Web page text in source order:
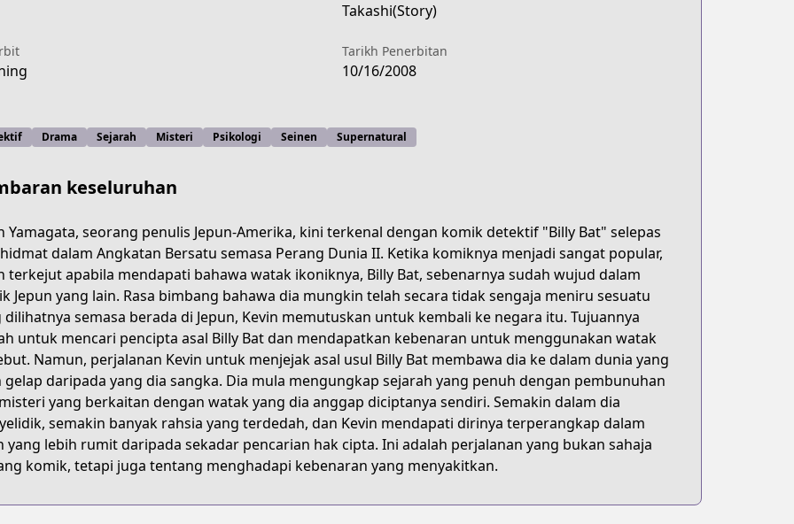
4259-9b02-2580185bd2bb?page=1
billy-bat
Takashi(Story)
Tarikh Penerbitan
10/16/2008
Drama Sejarah Misteri Psikologi Seinen Supernatural
keseluruhan
Yamagata, seorang penulis Jepun-Amerika, kini terkenal dengan komik detektif "Billy Bat" selepas
dalam Angkatan Bersatu semasa Perang Dunia II. Ketika komiknya menjadi sangat popular,
terkejut apabila mendapati bahawa watak ikoniknya, Billy Bat, sebenarnya sudah wujud dalam
Jepun yang lain. Rasa bimbang bahawa dia mungkin telah secara tidak sengaja meniru sesuatu
dilihatnya semasa berada di Jepun, Kevin memutuskan untuk kembali ke negara itu. Tujuannya
untuk mencari pencipta asal Billy Bat dan mendapatkan kebenaran untuk menggunakan watak
Namun, perjalanan Kevin untuk menjejak asal usul Billy Bat membawa dia ke dalam dunia yang
gelap daripada yang dia sangka. Dia mula mengungkap sejarah yang penuh dengan pembunuhan
yang berkaitan dengan watak yang dia anggap diciptanya sendiri. Semakin dalam dia
semakin banyak rahsia yang terdedah, dan Kevin mendapati dirinya terperangkap dalam
yang lebih rumit daripada sekadar pencarian hak cipta. Ini adalah perjalanan yang bukan sahaja
komik, tetapi juga tentang menghadapi kebenaran yang menyakitkan.